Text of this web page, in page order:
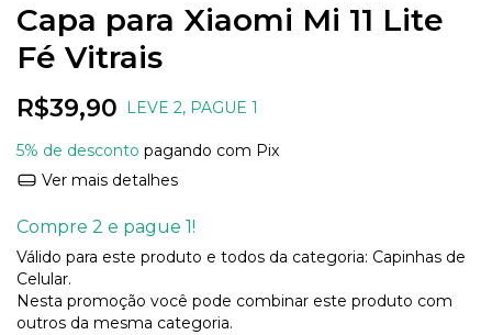
Capa para Xiaomi Mi 11 Lite
Fé Vitrais
R$39,90 LEVE 2, PAGUE 1
5% de desconto pagando com Pix
Ver mais detalhes
Compre 2 e pague 1!
Válido para este produto e todos da categoria: Capinhas de
Celular.
Nesta promoção você pode combinar este produto com
outros da mesma categoria.